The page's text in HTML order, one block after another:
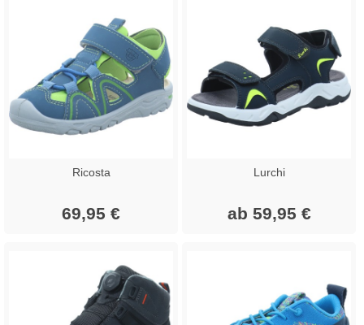
Ricosta
69,95 €
Lurchi
ab 59,95 €